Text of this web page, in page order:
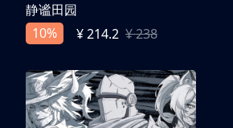
静谧田园
10%
¥ 214.2 ¥ 238